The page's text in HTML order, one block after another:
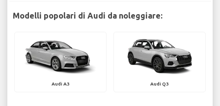
Modelli popolari di Audi da noleggiare:
Audi A3 Audi Q3